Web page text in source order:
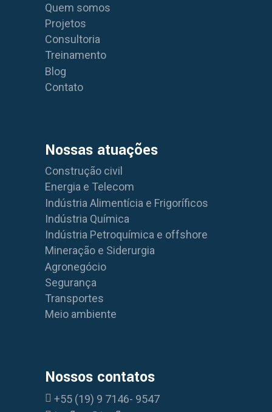
Quem somos
Projetos
Consultoria
Treinamento
Blog
Contato
Nossas atuações
Construção civil
Energia e Telecom
Indústria Alimentícia e Frigoríficos
Indústria Química
Indústria Petroquímica e offshore
Mineração e Siderurgia
Agronegócio
Segurança
Transportes
Meio ambiente
Nossos contatos
+55 (19) 9 7146- 9547